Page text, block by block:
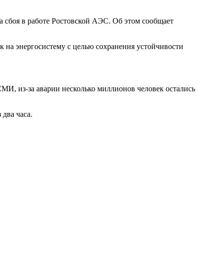
сбоя в работе Ростовской АЭС. Об этом сообщает
энергосистему с целью сохранения устойчивости
из-за аварии несколько миллионов человек остались
часа.